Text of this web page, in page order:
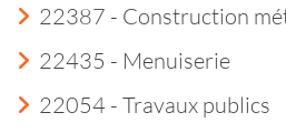
22387 - Construction
22435 - Menuiserie
22054 - Travaux publics